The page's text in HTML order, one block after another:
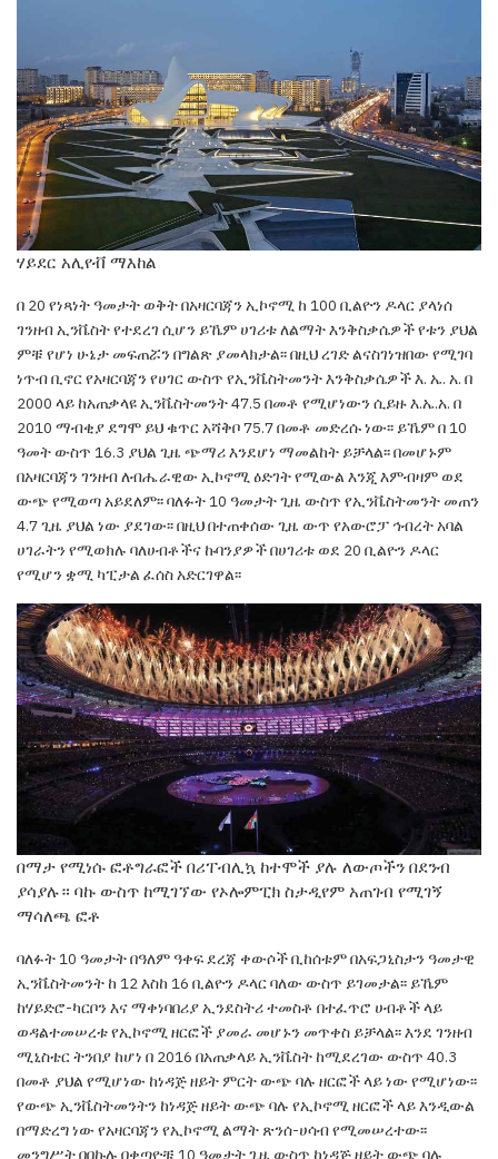
ሃይደር አሊየቭ ማእከል
በ 20 የነጻነት ዓመታት ወቅት በአዛርባጃን ኢኮኖሚ ከ 100 ቢልዮን ዶላር ያላነሰ
ገንዘብ ኢንቬስት የተደረገ ሲሆንይኼም ሀገሪቱ ለልማት እንቅስቃሴዎች የቱን ያህል
ምቹ የሆነ ሁኔታ መፍጠሯን በግልጽ ያመላክታል፡፡ በዚህ ረገድልናስገነዝበው የሚገባ
ነጥብ ቢኖር የአዛርባጃን የሀገር ውስጥ የኢንቬስትመንት እንቅስቃሴዎች እ. ኤ. አ. በ
2000 ላይ ከአጠቃላዩ ኢንቬስትመንት 47.5 በመቶ የሚሆነውንሲይዙ እ.ኤ.አ. በ
2010 ማብቂያ ደግሞ ይህ ቁጥር አሻቅቦ75.7 በመቶ መድረሱ ነው፡፡ ይኼም በ 10
ዓመት ውስጥ 16.3 ያህል ጊዜ ጭማሪ እንደሆነ ማመልከት ይቻላል፡፡ በመሆኑም
በአዛርባጃን ገንዘብ ለብሔራዊው ኢኮኖሚ ዕድገት የሚውል እንጂ እምብዛም ወደ
ውጭ የሚወጣ አይደለም፡፡ ባለፉት 10 ዓመታት ጊዜ ውስጥ የኢንቬስትመንት መጠን
4.7 ጊዜ ያህል ነው ያደገው፡፡ በዚህ በተጠቀሰው ጊዜ ውጥ የአውሮፓኅብረት አባል
ሀገራትን የሚወክሉ ባለሀብቶችና ኩባንያዎችበሀገሪቱ ወደ 20 ቢልዮን ዶላር
የሚሆን ቋሚ ካፒታል ፈሰስአድርገዋል፡፡
በማታ የሚነሱ ፎቶግራፎች በሪፐብሊኳ ከተሞች ያሉ ለውጦችን በደንብ
ያሳያሉ። ባኩ ውስጥ ከሚገኘው የኦሎምፒክ ስታዲየም አጠገብ የሚገኝ
ማሳለጫ ፎቶ
ባለፉት 10 ዓመታት በዓለም ዓቀፍ ደረጃ ቀውሶችቢከሰቱም በአፍጋኒስታን ዓመታዊ
ኢንቬስትመንት ከ 12እስከ 16 ቢልዮን ዶላር ባለው ውስጥ ይገመታል፡፡ ይኼም
ከሃይድሮ-ካርቦን እና ማቀነባበሪያ ኢንደስትሪ ተመስቶ በተፈጥሮ ሀብቶች ላይ
ወዳልተመሠረቱ የኢኮኖሚ ዘርፎች ያመራ መሆኑን መጥቀስ ይቻላል፡፡ እንደ ገንዘብ
ሚኒስቴርትንበያ ከሆነ በ 2016 በአጠቃላይ ኢንቬስት ከሚደረገው ውስጥ 40.3
በመቶ ያህል የሚሆነው ከነዳጅ ዘይት ምርት ውጭ ባሉ ዘርፎች ላይ ነው የሚሆነው፡፡
የውጭ ኢንቬስትመንትን ከነዳጅ ዘይት ውጭ ባሉ የኢኮኖሚ ዘርፎች ላይ እንዲውል
በማድረግ ነው የአዛርባጃን የኢኮኖሚ ልማት ጽንሰ-ሀሳብ የሚመሠረተው፡፡
መንግሥት በበኩሉ በቀጣዮቹ 10 ዓመታት ጊዜ ውስጥ ከነዳጅ ዘይት ውጭ ባሉ